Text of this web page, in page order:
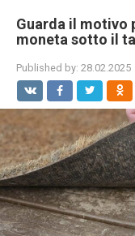
Guarda il motivo
moneta sotto il
Published by: 28.02.2025